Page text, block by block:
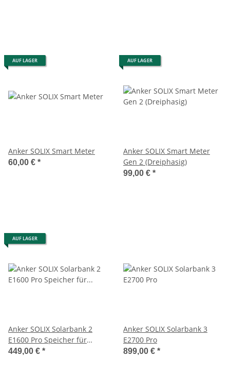
AUF LAGER
Anker SOLIX Smart Meter
60,00 € *
AUF LAGER
Anker SOLIX Smart Meter
Gen 2 (Dreiphasig)
99,00 € *
AUF LAGER
Anker SOLIX Solarbank 2
E1600 Pro Speicher für
Balkonkraftwerke
449,00 € *
Anker SOLIX Solarbank 3
E2700 Pro
899,00 € *